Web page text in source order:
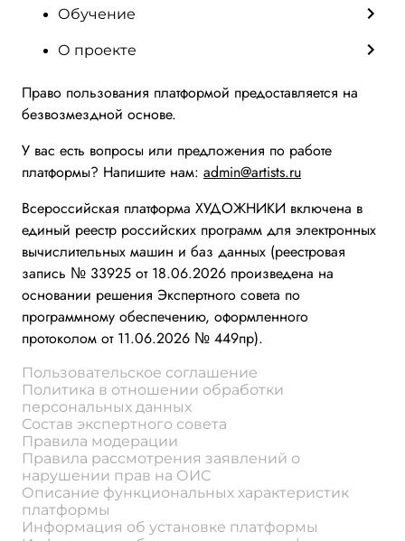
Обучение
О проекте
Право пользования платформой предоставляется на
безвозмездной основе.
У вас есть вопросы или предложения по работе
платформы? Напишите нам: admin@artists.ru
Всероссийская платформа ХУДОЖНИКИ включена в
единый реестр российских программ для электронных
вычислительных машин и баз данных (реестровая
запись № 33925 от 18.06.2026 произведена на
основании решения Экспертного совета по
программному обеспечению, оформленного
протоколом от 11.06.2026 № 449пр).
Пользовательское соглашение
Политика в отношении обработки
персональных данных
Состав экспертного совета
Правила модерации
Правила рассмотрения заявлений о
нарушении прав на ОИС
Описание функциональных характеристик
платформы
Информация об установке платформы